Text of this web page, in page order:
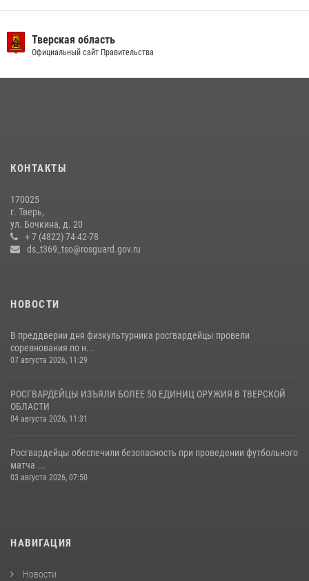
10 июля 2026, 08:44 1
(видео)
Росгвардейцы оказали помощь водителю на дороге в городе Кашин
22 июля 2026, 08:35
Тверская область
Официальный сайт Правительства
КОНТАКТЫ
170025
г. Тверь,
ул. Бочкина, д. 20
+ 7 (4822) 74-42-78
ds_t369_tso@rosguard.gov.ru
НОВОСТИ
В преддверии дня физкультурника росгвардейцы провели
соревнования по н...
07 августа 2026, 11:29
РОСГВАРДЕЙЦЫ ИЗЪЯЛИ БОЛЕЕ 50 ЕДИНИЦ ОРУЖИЯ В ТВЕРСКОЙ
ОБЛАСТИ
04 августа 2026, 11:31
Росгвардейцы обеспечили безопасность при проведении футбольного
матча ...
03 августа 2026, 07:50
НАВИГАЦИЯ
Новости